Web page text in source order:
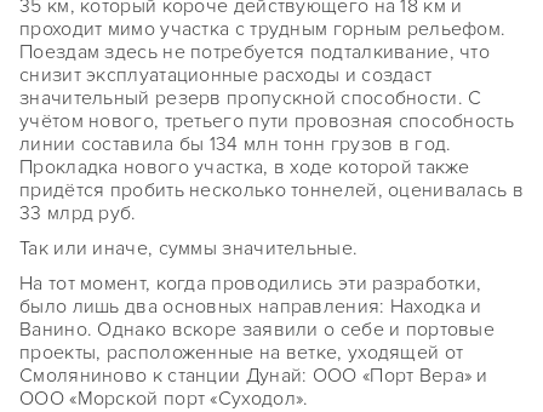
35 км, который короче действующего на 18 км и
проходит мимо участка с трудным горным рельефом.
Поездам здесь не потребуется подталкивание, что
снизит эксплуатационные расходы и создаст
значительный резерв пропускной способности. С
учётом нового, третьего пути провозная способность
линии составила бы 134 млн тонн грузов в год.
Прокладка нового участка, в ходе которой также
придётся пробить несколько тоннелей, оценивалась в
33 млрд руб.
Так или иначе, суммы значительные.
На тот момент, когда проводились эти разработки,
было лишь два основных направления: Находка и
Ванино. Однако вскоре заявили о себе и портовые
проекты, расположенные на ветке, уходящей от
Смоляниново к станции Дунай: ООО «Порт Вера» и
ООО «Морской порт «Суходол».